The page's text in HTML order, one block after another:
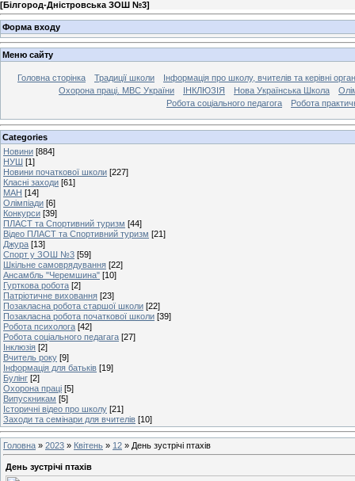
[Білгород-Дністровська ЗОШ №3]
Форма входу
Меню сайту
Головна сторінка Традиції школи
Інформація про школу, вчителів та керівні
Охорона праці. МВС України
ІНКЛЮЗІЯ Нова Українська Школа
Робота соціального педагога
Робота
Categories
Новини [884]
НУШ [1]
Новини початкової школи [227]
Класні заходи [61]
МАН [14]
Олімпіади [6]
Конкурси [39]
ПЛАСТ та Спортивний туризм [44]
Відео ПЛАСТ та Спортивний туризм [21]
Джура [13]
Спорт у ЗОШ №3 [59]
Шкільне самоврядування [22]
Ансамбль "Черемшина" [10]
Гурткова робота [2]
Патріотичне виховання [23]
Позакласна робота старшої школи [22]
Позакласна робота початкової школи [39]
Робота психолога [42]
Робота соціального педагага [27]
Інклюзія [2]
Вчитель року [9]
Інформація для батьків [19]
Булінг [2]
Охорона праці [5]
Випускникам [5]
Історичні відео про школу [21]
Заходи та семінари для вчителів [10]
Головна » 2023 » Квітень » 12 » День зустрічі птахів
День зустрічі птахів